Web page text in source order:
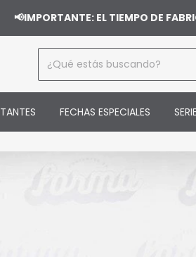
📢IMPORTANTE: EL TIEMPO DE
FECHAS ESPECIALES